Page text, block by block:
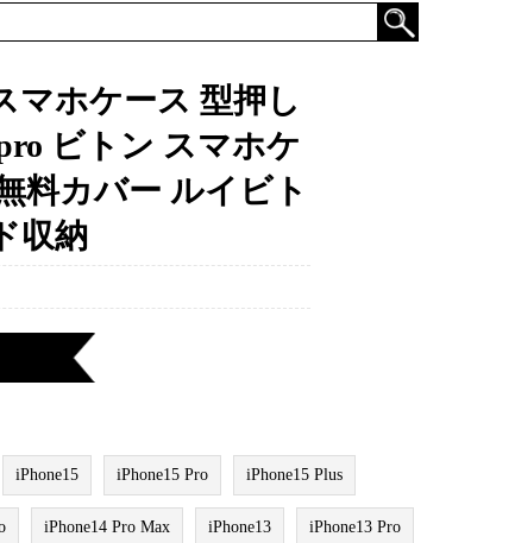
マホケース 型押し
ビトン スマホケ
料カバー ルイビト
収納
iPhone15 iPhone15 Pro iPhone15 Plus
iPhone14 Pro Max iPhone13 iPhone13 Pro